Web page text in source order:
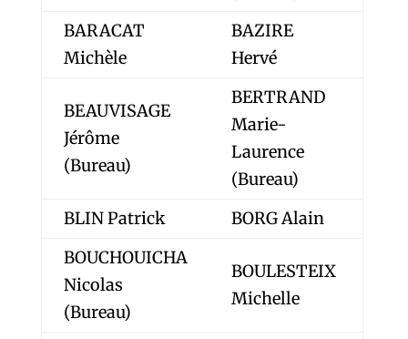
BARACAT
Michèle
BAZIRE
Hervé
BEAUVISAGE
Jérôme
(Bureau)
BERTRAND
Marie-
Laurence
(Bureau)
BLIN Patrick
BORG Alain
BOUCHOUICHA
Nicolas
(Bureau)
BOULESTEIX
Michelle